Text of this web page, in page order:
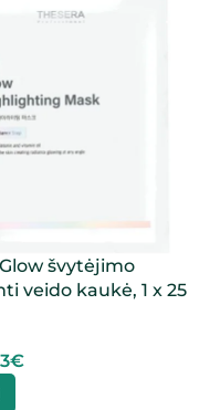
švytėjimo
veido kaukė, 1 x 25
€